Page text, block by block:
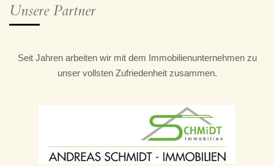
Unsere Partner
Seit Jahren arbeiten wir mit dem Immobilienunternehmen zu
unser vollsten Zufriedenheit zusammen.